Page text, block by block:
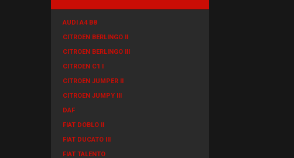
AUDI A4 B8
CITROEN BERLINGO II
CITROEN BERLINGO III
CITROEN C1 I
CITROEN JUMPER II
CITROEN JUMPY III
DAF
FIAT DOBLO II
FIAT DUCATO III
FIAT TALENTO